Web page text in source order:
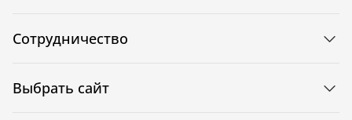
Сотрудничество
Выбрать сайт